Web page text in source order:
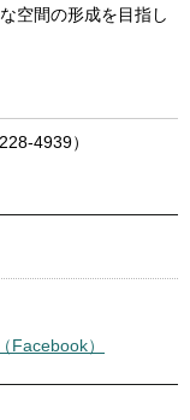
空間の形成を目指し
4939）
Facebook）